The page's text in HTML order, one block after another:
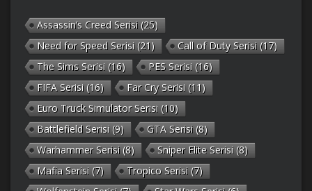
Assassin’s Creed Serisi (25)
Need for Speed Serisi (21) Call of Duty Serisi (17)
The Sims Serisi (16) PES Serisi (16)
FIFA Serisi (16) Far Cry Serisi (11)
Euro Truck Simulator Serisi (10)
Battlefield Serisi (9) GTA Serisi (8)
Warhammer Serisi (8) Sniper Elite Serisi (8)
Mafia Serisi (7) Tropico Serisi (7)